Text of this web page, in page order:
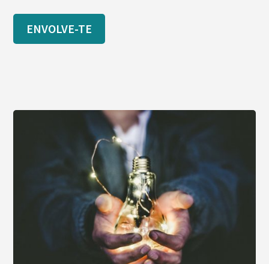
ENVOLVE-TE